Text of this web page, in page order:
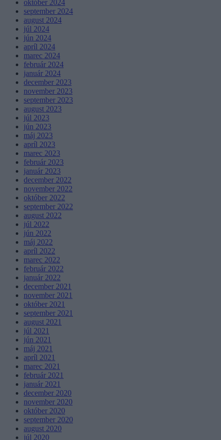
október 2024
september 2024
august 2024
júl 2024
jún 2024
apríl 2024
marec 2024
február 2024
január 2024
december 2023
november 2023
september 2023
august 2023
júl 2023
jún 2023
máj 2023
apríl 2023
marec 2023
február 2023
január 2023
december 2022
november 2022
október 2022
september 2022
august 2022
júl 2022
jún 2022
máj 2022
apríl 2022
marec 2022
február 2022
január 2022
december 2021
november 2021
október 2021
september 2021
august 2021
júl 2021
jún 2021
máj 2021
apríl 2021
marec 2021
február 2021
január 2021
december 2020
november 2020
október 2020
september 2020
august 2020
júl 2020